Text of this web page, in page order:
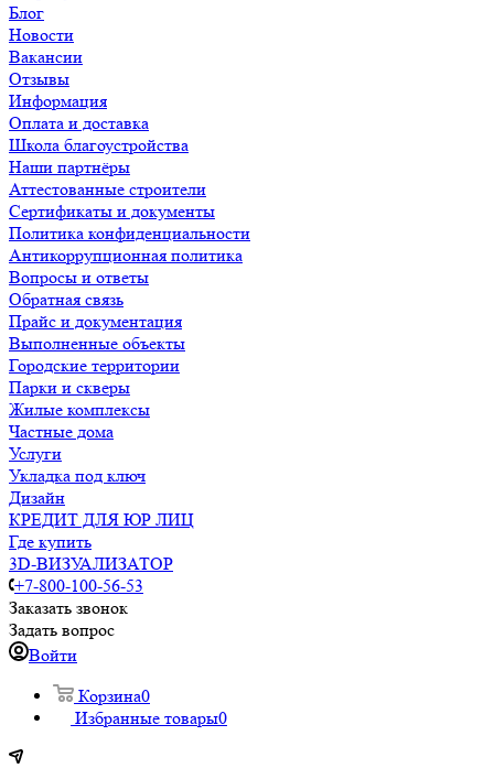
Блог
Новости
Вакансии
Отзывы
Информация
Оплата и доставка
Школа благоустройства
Наши партнёры
Аттестованные строители
Сертификаты и документы
Политика конфиденциальности
Антикоррупционная политика
Вопросы и ответы
Обратная связь
Прайс и документация
Выполненные объекты
Городские территории
Парки и скверы
Жилые комплексы
Частные дома
Услуги
Укладка под ключ
Дизайн
КРЕДИТ ДЛЯ ЮР ЛИЦ
Где купить
3D-ВИЗУАЛИЗАТОР
+7-800-100-56-53
Заказать звонок
Задать вопрос
Войти
Корзина0
Избранные товары0